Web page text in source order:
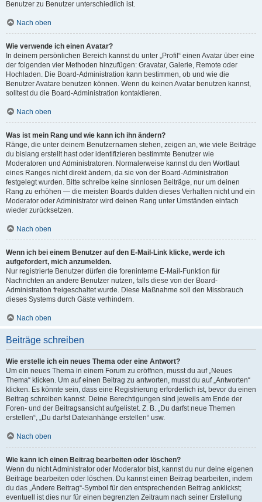
Benutzer zu Benutzer unterschiedlich ist.
Nach oben
Wie verwende ich einen Avatar?
In deinem persönlichen Bereich kannst du unter „Profil“ einen Avatar über eine
der folgenden vier Methoden hinzufügen: Gravatar, Galerie, Remote oder
Hochladen. Die Board-Administration kann bestimmen, ob und wie die
Benutzer Avatare benutzen können. Wenn du keinen Avatar benutzen kannst,
solltest du die Board-Administration kontaktieren.
Nach oben
Was ist mein Rang und wie kann ich ihn ändern?
Ränge, die unter deinem Benutzernamen stehen, zeigen an, wie viele Beiträge
du bislang erstellt hast oder identifizieren bestimmte Benutzer wie
Moderatoren und Administratoren. Normalerweise kannst du den Wortlaut
eines Ranges nicht direkt ändern, da sie von der Board-Administration
festgelegt wurden. Bitte schreibe keine sinnlosen Beiträge, nur um deinen
Rang zu erhöhen — die meisten Boards dulden dieses Verhalten nicht und ein
Moderator oder Administrator wird deinen Rang unter Umständen einfach
wieder zurücksetzen.
Nach oben
Wenn ich bei einem Benutzer auf den E-Mail-Link klicke, werde ich
aufgefordert, mich anzumelden.
Nur registrierte Benutzer dürfen die foreninterne E-Mail-Funktion für
Nachrichten an andere Benutzer nutzen, falls diese von der Board-
Administration freigeschaltet wurde. Diese Maßnahme soll den Missbrauch
dieses Systems durch Gäste verhindern.
Nach oben
Beiträge schreiben
Wie erstelle ich ein neues Thema oder eine Antwort?
Um ein neues Thema in einem Forum zu eröffnen, musst du auf „Neues
Thema“ klicken. Um auf einen Beitrag zu antworten, musst du auf „Antworten“
klicken. Es könnte sein, dass eine Registrierung erforderlich ist, bevor du einen
Beitrag schreiben kannst. Deine Berechtigungen sind jeweils am Ende der
Foren- und der Beitragsansicht aufgelistet. Z. B. „Du darfst neue Themen
erstellen“, „Du darfst Dateianhänge erstellen“ usw.
Nach oben
Wie kann ich einen Beitrag bearbeiten oder löschen?
Wenn du nicht Administrator oder Moderator bist, kannst du nur deine eigenen
Beiträge bearbeiten oder löschen. Du kannst einen Beitrag bearbeiten, indem
du das „Ändere Beitrag“-Symbol für den entsprechenden Beitrag anklickst;
eventuell ist dies nur für einen begrenzten Zeitraum nach seiner Erstellung